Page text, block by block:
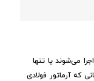
می‌شوند یا تنها
که آرماتور فولادی